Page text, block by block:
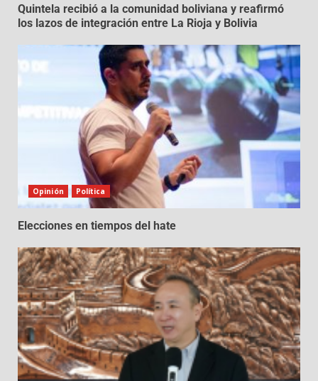
Quintela recibió a la comunidad boliviana y reafirmó
los lazos de integración entre La Rioja y Bolivia
Opinión Política
Elecciones en tiempos del hate